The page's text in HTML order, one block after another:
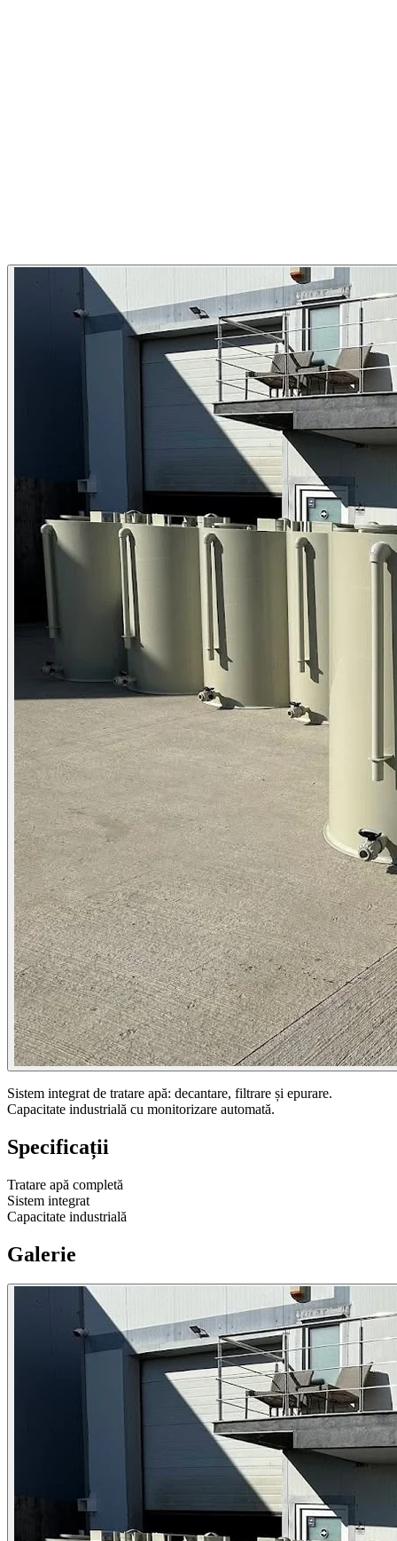
Sistem integrat de tratare apă: decantare, filtrare și epurare.
Capacitate industrială cu monitorizare automată.
Specificații
Tratare apă completă
Sistem integrat
Capacitate industrială
Galerie